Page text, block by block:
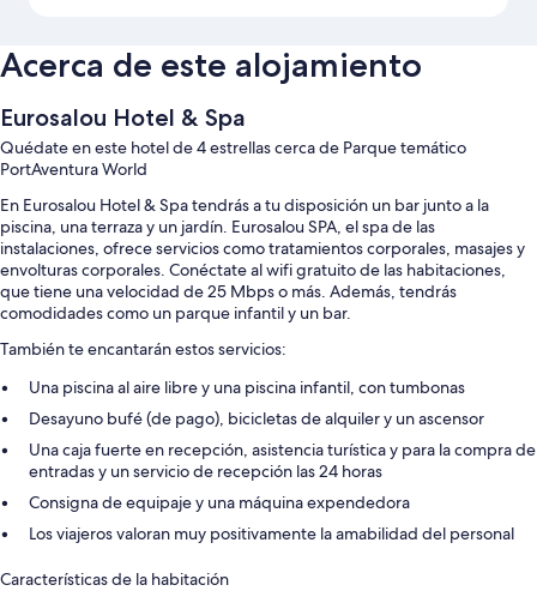
Acerca de este alojamiento
Eurosalou Hotel & Spa
Quédate en este hotel de 4 estrellas cerca de Parque temático
PortAventura World
En Eurosalou Hotel & Spa tendrás a tu disposición un bar junto a la
piscina, una terraza y un jardín. Eurosalou SPA, el spa de las
instalaciones, ofrece servicios como tratamientos corporales, masajes y
envolturas corporales. Conéctate al wifi gratuito de las habitaciones,
que tiene una velocidad de 25 Mbps o más. Además, tendrás
comodidades como un parque infantil y un bar.
También te encantarán estos servicios:
Una piscina al aire libre y una piscina infantil, con tumbonas
Desayuno bufé (de pago), bicicletas de alquiler y un ascensor
Una caja fuerte en recepción, asistencia turística y para la compra de
entradas y un servicio de recepción las 24 horas
Consigna de equipaje y una máquina expendedora
Los viajeros valoran muy positivamente la amabilidad del personal
Características de la habitación